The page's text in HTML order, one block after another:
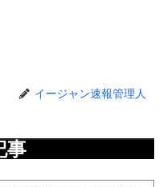
イージャン速報管理人
事